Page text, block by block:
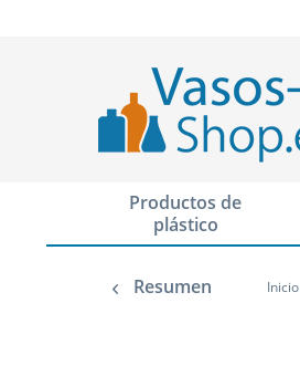
Productos de
plástico
Resumen Inicio